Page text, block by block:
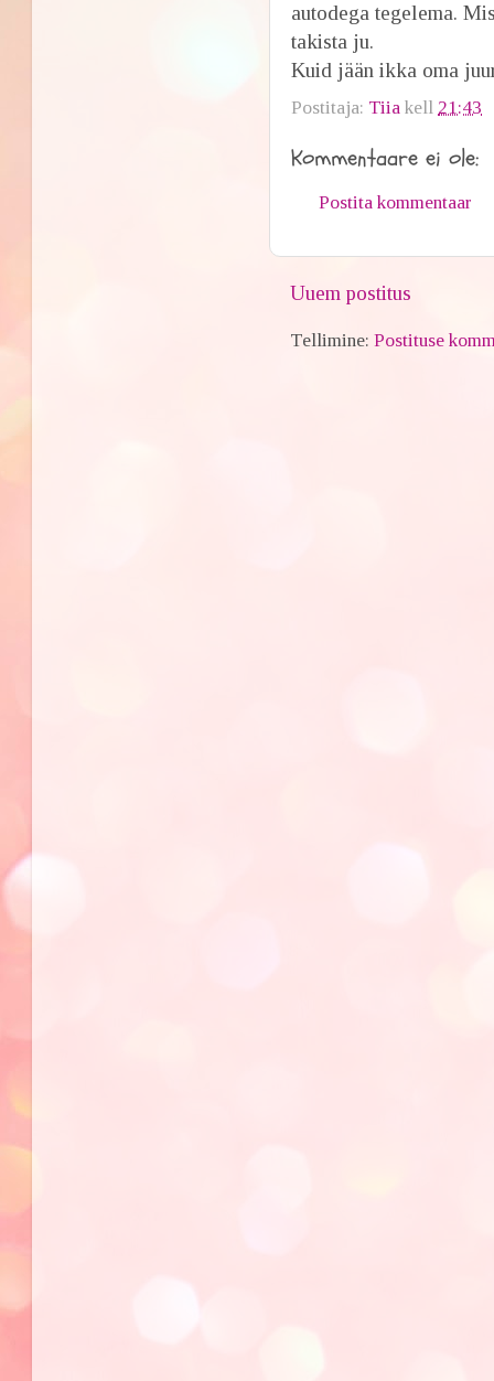
autodega tegelema.
takista ju.
Kuid jään ikka oma
Postitaja: Tiia kell 21:43
Kommentaare ei ole:
Postita kommentaar
Uuem postitus
Tellimine:Postituse